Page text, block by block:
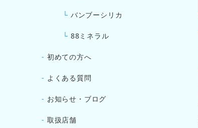
└ バンブーシリカ
└ 88ミネラル
- 初めての方へ
- よくある質問
- お知らせ・ブログ
- 取扱店舗